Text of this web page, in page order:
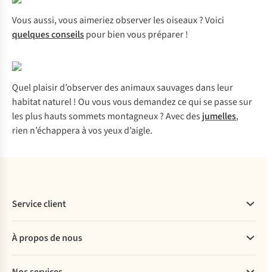
Vous aussi, vous aimeriez observer les oiseaux ? Voici
quelques conseilspour bien vous préparer !
Quel plaisir d’observer des animaux sauvages dans leur
habitat naturel ! Ou vous vous demandez ce qui se passe sur
les plus hauts sommets montagneux ? Avec des jumelles,
rien n’échappera à vos yeux d’aigle.
Service client
Commander
Payer
À propos de nous